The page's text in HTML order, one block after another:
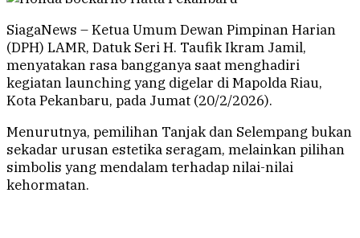
SiagaNews – Ketua Umum Dewan Pimpinan Harian
(DPH) LAMR, Datuk Seri H. Taufik Ikram Jamil,
menyatakan rasa bangganya saat menghadiri
kegiatan launching yang digelar di Mapolda Riau,
Kota Pekanbaru, pada Jumat (20/2/2026).
Menurutnya, pemilihan Tanjak dan Selempang bukan
sekadar urusan estetika seragam, melainkan pilihan
simbolis yang mendalam terhadap nilai-nilai
kehormatan.